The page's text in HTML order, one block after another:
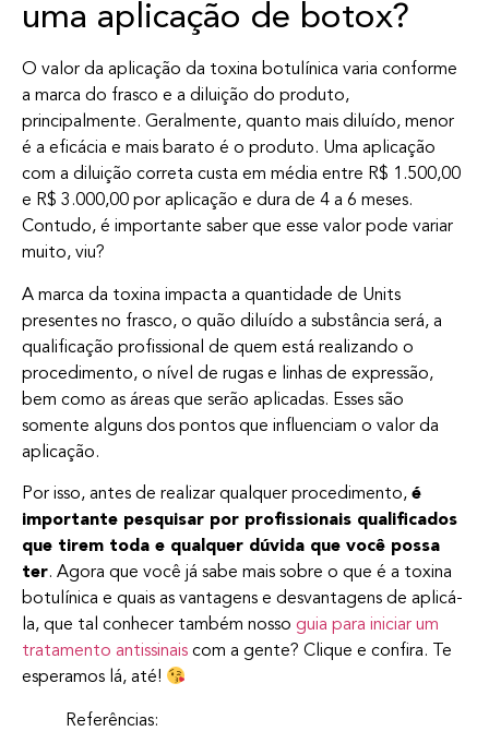
uma aplicação de botox?
O valor da aplicação da toxina botulínica varia conforme
a marca do frasco e a diluição do produto,
principalmente. Geralmente, quanto mais diluído, menor
é a eficácia e mais barato é o produto. Uma aplicação
com a diluição correta custa em média entre R$ 1.500,00
e R$ 3.000,00 por aplicação e dura de 4 a 6 meses.
Contudo, é importante saber que esse valor pode variar
muito, viu?
A marca da toxina impacta a quantidade de Units
presentes no frasco, o quão diluído a substância será, a
qualificação profissional de quem está realizando o
procedimento, o nível de rugas e linhas de expressão,
bem como as áreas que serão aplicadas. Esses são
somente alguns dos pontos que influenciam o valor da
aplicação.
Por isso, antes de realizar qualquer procedimento, é
importante pesquisar por profissionais qualificados
que tirem toda e qualquer dúvida que você possa
ter. Agora que você já sabe mais sobre o que é a toxina
botulínica e quais as vantagens e desvantagens de aplicá-
la, que tal conhecer também nosso guia para iniciar um
tratamento antissinais com a gente? Clique e confira. Te
esperamos lá, até!
Referências: